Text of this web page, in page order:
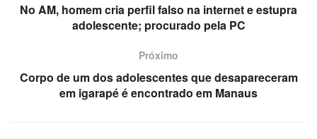
No AM, homem cria perfil falso na internet e estupra
adolescente; procurado pela PC
Próximo
Corpo de um dos adolescentes que desapareceram
em igarapé é encontrado em Manaus